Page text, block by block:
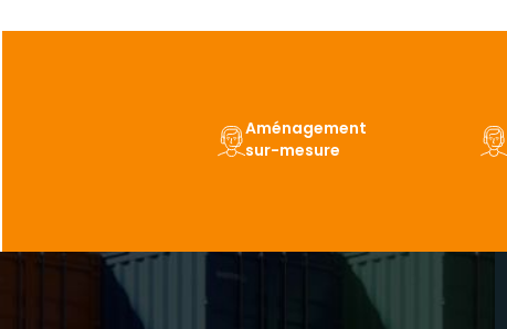
Aménagement
sur-mesure